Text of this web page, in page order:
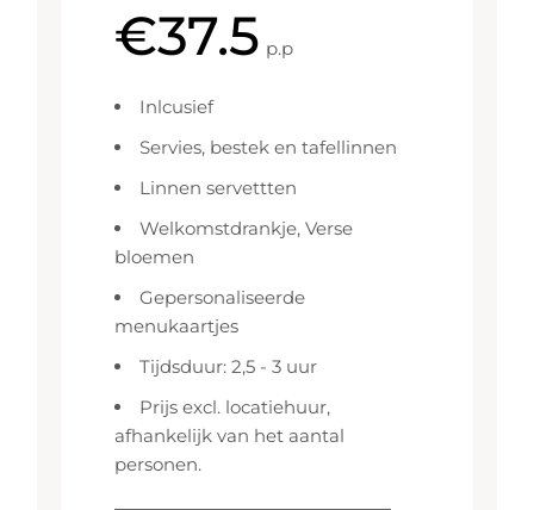
€37.5 p.p
Inlcusief
Servies, bestek en tafellinnen
Linnen servettten
Welkomstdrankje, Verse
bloemen
Gepersonaliseerde
menukaartjes
Tijdsduur: 2,5 - 3 uur
Prijs excl. locatiehuur,
afhankelijk van het aantal
personen.